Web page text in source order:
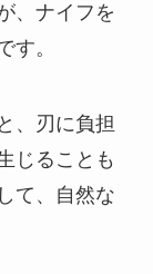
、ナイフを
す。
、刃に負担
じることも
て、自然な